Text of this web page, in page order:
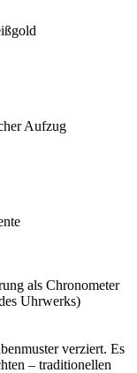
Aufzug
als Chronometer
Uhrwerks)
verziert. Es
– traditionellen